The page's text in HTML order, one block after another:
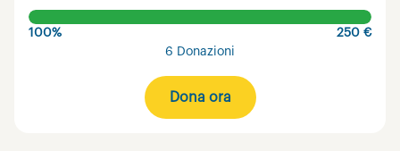
100%
250 €
6 Donazioni
Dona ora